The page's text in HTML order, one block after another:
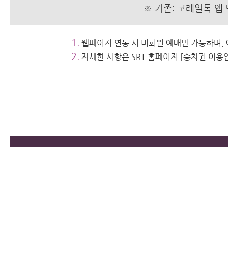
※ 기존: 코레일톡 앱
1. 웹페이지 연동 시 비회원 예매만 가능하며
2. 자세한 사항은 SRT 홈페이지 [승차권 이